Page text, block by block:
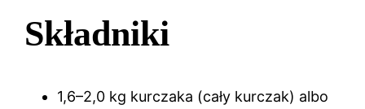
Składniki
1,6–2,0 kg kurczaka (cały kurczak) albo